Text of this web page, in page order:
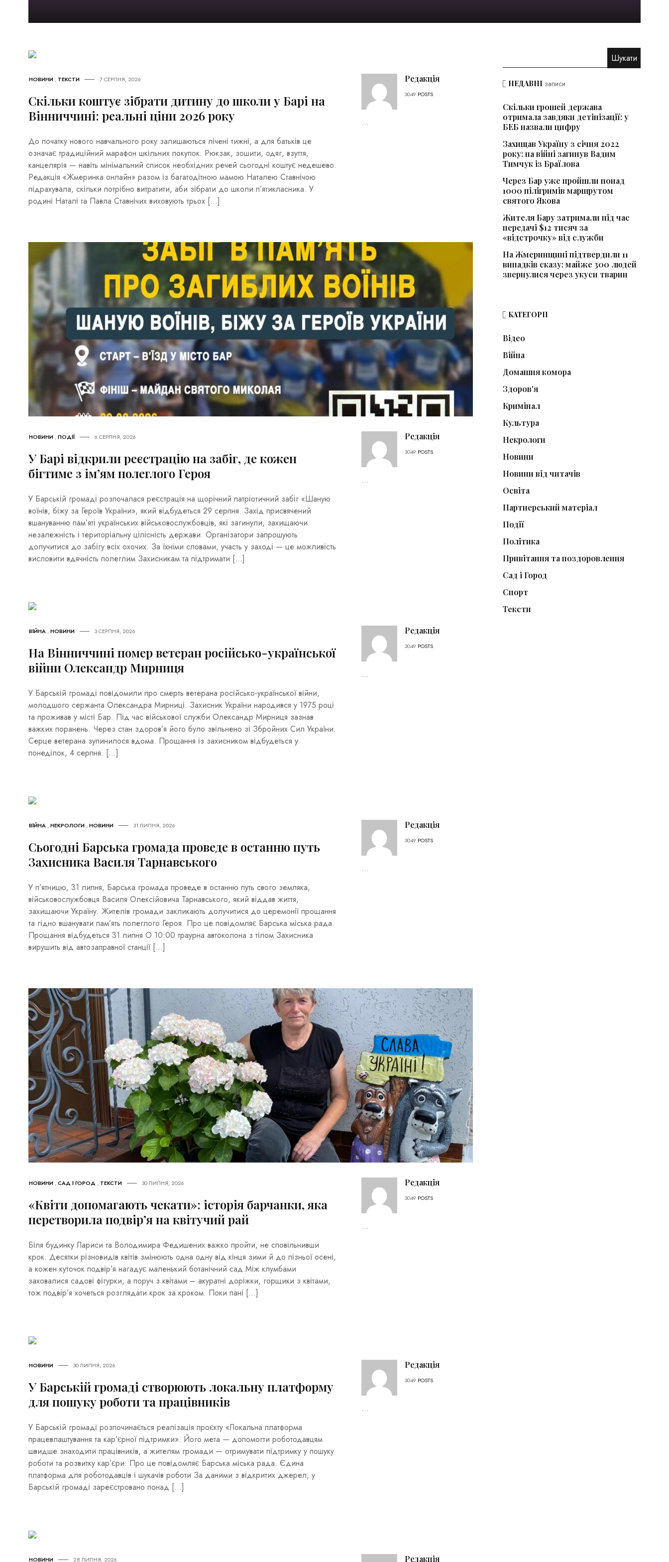
НОВИНИ , ТЕКСТИ 7 СЕРПНЯ, 2026
Скільки коштує зібрати дитину до школи у Барі на
Вінниччині: реальні ціни 2026 року
До початку нового навчального року залишаються лічені тижні, а для батьків це
означає традиційний марафон шкільних покупок. Рюкзак, зошити, одяг, взуття,
канцелярія — навіть мінімальний список необхідних речей сьогодні коштує недешево.
Редакція «Жмеринка онлайн» разом із багатодітною мамою Наталею Ставнічою
підрахувала, скільки потрібно витратити, аби зібрати до школи п’ятикласника. У
родині Наталі та Павла Ставнічих виховують трьох […]
Редакція
3049 POSTS
...
НОВИНИ ,ПОДІЇ 6 СЕРПНЯ, 2026
У Барі відкрили реєстрацію на забіг, де кожен
бігтиме з ім’ям полеглого Героя
У Барській громаді розпочалася реєстрація на щорічний патріотичний забіг «Шаную
воїнів, біжу за Героїв України», який відбудеться 29 серпня. Захід присвячений
вшануванню пам’яті українських військовослужбовців, які загинули, захищаючи
незалежність і територіальну цілісність держави. Організатори запрошують
долучитися до забігу всіх охочих. За їхніми словами, участь у заході — це можливість
висловити вдячність полеглим Захисникам та підтримати […]
Редакція
3049 POSTS
...
ВІЙНА ,НОВИНИ 3 СЕРПНЯ, 2026
На Вінниччині помер ветеран російсько-української
війни Олександр Мирниця
У Барській громаді повідомили про смерть ветерана російсько-української війни,
молодшого сержанта Олександра Мирниці. Захисник України народився у 1975 році
та проживав у місті Бар. Під час військової служби Олександр Мирниця зазнав
важких поранень. Через стан здоров’я його було звільнено зі Збройних Сил України.
Серце ветерана зупинилося вдома. Прощання із захисником відбудеться у
понеділок, 4 серпня. […]
Редакція
3049 POSTS
...
ВІЙНА ,НЕКРОЛОГИ ,НОВИНИ 31 ЛИПНЯ, 2026
Сьогодні Барська громада проведе в останню путь
Захисника Василя Тарнавського
У п’ятницю, 31 липня, Барська громада проведе в останню путь свого земляка,
військовослужбовця Василя Олексійовича Тарнавського, який віддав життя,
захищаючи Україну. Жителів громади закликають долучитися до церемонії прощання
та гідно вшанувати пам’ять полеглого Героя. Про це повідомляє Барська міська рада.
Прощання відбудеться 31 липня О 10:00 траурна автоколона з тілом Захисника
вирушить від автозаправної станції […]
Редакція
3049 POSTS
...
НОВИНИ ,САД І ГОРОД , ТЕКСТИ 30 ЛИПНЯ, 2026
«Квіти допомагають чекати»: історія барчанки, яка
перетворила подвір’я на квітучий рай
Біля будинку Лариси та Володимира Федишених важко пройти, не сповільнивши
крок. Десятки різновидів квітів змінюють одна одну від кінця зими й до пізньої осені,
а кожен куточок подвір’я нагадує маленький ботанічний сад.Між клумбами
заховалися садові фігурки, а поруч з квітами – акуратні доріжки, горщики з квітами,
тож подвір’я хочеться розглядати крок за кроком. Поки пані […]
Редакція
3049 POSTS
...
НОВИНИ 30 ЛИПНЯ, 2026
У Барській громаді створюють локальну платформу
для пошуку роботи та працівників
У Барській громаді розпочинається реалізація проєкту «Локальна платформа
працевлаштування та кар’єрної підтримки». Його мета — допомогти роботодавцям
швидше знаходити працівників, а жителям громади — отримувати підтримку у пошуку
роботи та розвитку кар’єри. Про це повідомляє Барська міська рада. Єдина
платформа для роботодавців і шукачів роботи За даними з відкритих джерел, у
Барській громаді зареєстровано понад […]
Редакція
3049 POSTS
...
НОВИНИ 28 ЛИПНЯ, 2026 Редакція
НЕДАВНІ записи
Скільки грошей держава
отримала завдяки детінізації: у
БЕБ назвали цифру
Захищав Україну з січня 2022
року: на війні загинув Вадим
Тимчук із Браїлова
Через Бар уже пройшли понад
1000 пілігримів маршрутом
святого Якова
Жителя Бару затримали під час
передачі $12 тисяч за
«відстрочку» від служби
На Жмеринщині підтвердили 11
випадків сказу: майже 300 людей
звернулися через укуси тварин
КАТЕГОРІЇ
Відео
Війна
Домашня комора
Здоров'я
Кримінал
Культура
Некрологи
Новини
Новини від читачів
Освіта
Партнерський матеріал
Події
Політика
Привітання та поздоровлення
Сад і Город
Спорт
Тексти